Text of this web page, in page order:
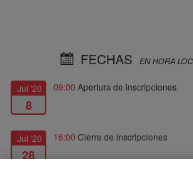
FECHAS EN HORA
Jul '20
8
09:00 Apertura de inscripciones
Jul '20
28
16:00 Cierre de inscripciones